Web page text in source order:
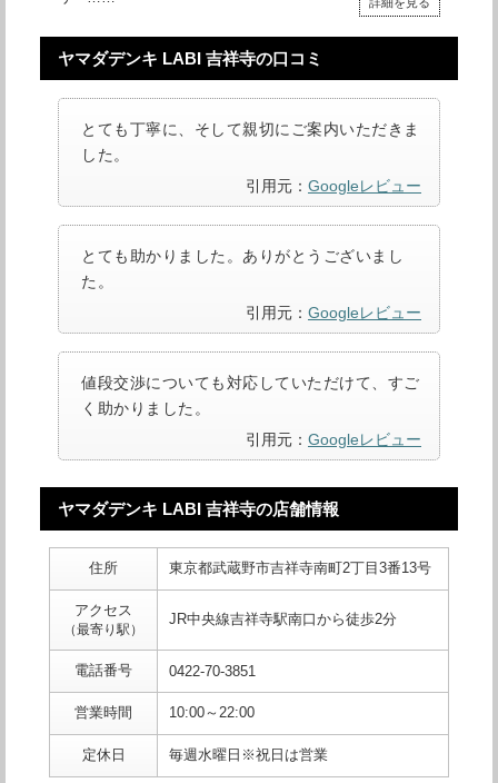
詳細を見る
ヤマダデンキ LABI 吉祥寺の口コミ
とても丁寧に、そして親切にご案内いただきま
した。
引用元： Googleレビュー
とても助かりました。ありがとうございまし
た。
引用元： Googleレビュー
値段交渉についても対応していただけて、すご
く助かりました。
引用元： Googleレビュー
ヤマダデンキ LABI 吉祥寺の店舗情報
住所 東京都武蔵野市吉祥寺南町2丁目3番13号
アクセス
（最寄り駅）
JR中央線吉祥寺駅南口から徒歩2分
電話番号 0422-70-3851
営業時間 10:00～22:00
定休日 毎週水曜日※祝日は営業